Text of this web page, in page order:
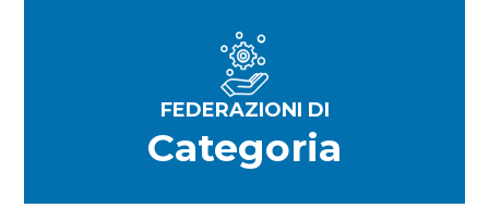
FEDERAZIONI DI
Categoria